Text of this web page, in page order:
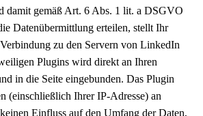
damit gemäß Art. 6 Abs. 1 lit. a DSGVO
Datenübermittlung erteilen, stellt Ihr
zu den Servern von LinkedIn
Plugins wird direkt an Ihren
in die Seite eingebunden. Das Plugin
(einschließlich Ihrer IP-Adresse) an
Einfluss auf den Umfang der Daten,